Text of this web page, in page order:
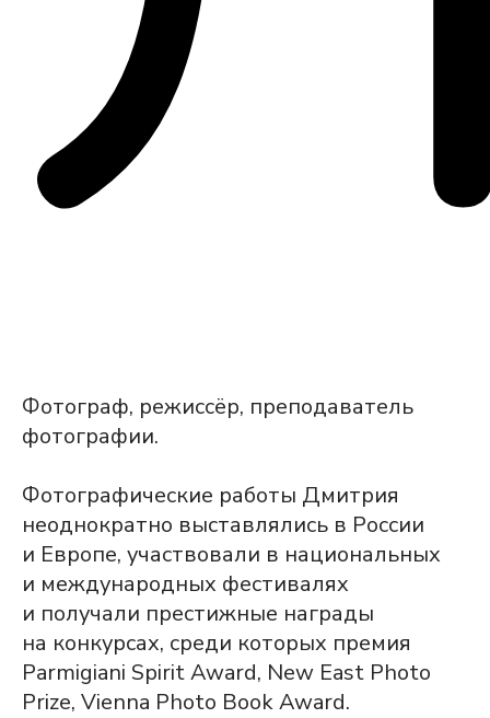
Фотограф, режиссёр, преподаватель
фотографии.
Фотографические работы Дмитрия
неоднократно выставлялись в России
и Европе, участвовали в национальных
и международных фестивалях
и получали престижные награды
на конкурсах, среди которых премия
Parmigiani Spirit Award, New East Photo
Prize, Vienna Photo Book Award.